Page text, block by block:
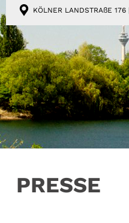
KÖLNER LANDSTRAßE
PRESSE